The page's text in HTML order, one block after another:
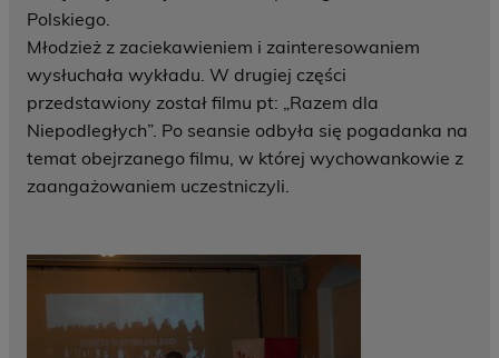
Polskiego.
Młodzież z zaciekawieniem i zainteresowaniem
wysłuchała wykładu. W drugiej części
przedstawiony został filmu pt: „Razem dla
Niepodległych”. Po seansie odbyła się pogadanka na
temat obejrzanego filmu, w której wychowankowie z
zaangażowaniem uczestniczyli.